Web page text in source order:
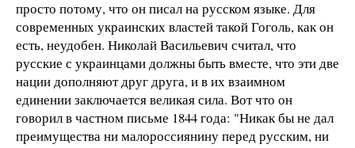
просто потому, что он писал на русском языке. Для
современных украинских властей такой Гоголь, как он
есть, неудобен. Николай Васильевич считал, что
русские с украинцами должны быть вместе, что эти две
нации дополняют друг друга, и в их взаимном
единении заключается великая сила. Вот что он
говорил в частном письме 1844 года: "Никак бы не дал
преимущества ни малороссиянину перед русским, ни